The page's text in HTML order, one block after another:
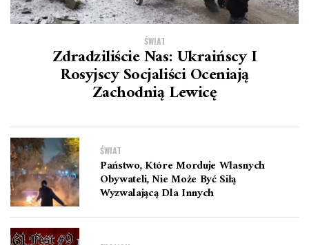
ŚWIAT
Zdradziliście Nas: Ukraińscy I
Rosyjscy Socjaliści Oceniają
Zachodnią Lewicę
ŚWIAT
Państwo, Które Morduje Własnych
Obywateli, Nie Może Być Siłą
Wyzwalającą Dla Innych